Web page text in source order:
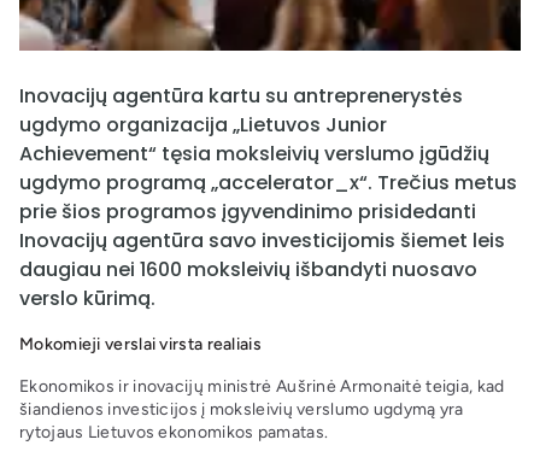
Inovacijų agentūra kartu su antreprenerystės
ugdymo organizacija „Lietuvos Junior
Achievement“ tęsia moksleivių verslumo įgūdžių
ugdymo programą „accelerator_x“. Trečius metus
prie šios programos įgyvendinimo prisidedanti
Inovacijų agentūra savo investicijomis šiemet leis
daugiau nei 1600 moksleivių išbandyti nuosavo
verslo kūrimą.
Mokomieji verslai virsta realiais
Ekonomikos ir inovacijų ministrė Aušrinė Armonaitė teigia, kad
šiandienos investicijos į moksleivių verslumo ugdymą yra
rytojaus Lietuvos ekonomikos pamatas.